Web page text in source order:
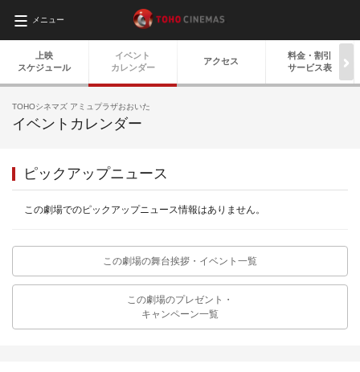
メニュー
上映
スケジュール
イベント
カレンダー
アクセス
料金・ 割引
サービス表
TOHOシネマズ アミュプラザおおいた
イベントカレンダー
ピックアップニュース
この劇場でのピックアップニュース情報はありません。
この劇場の舞台挨拶・イベント一覧
この劇場のプレゼント・
キャンペーン一覧